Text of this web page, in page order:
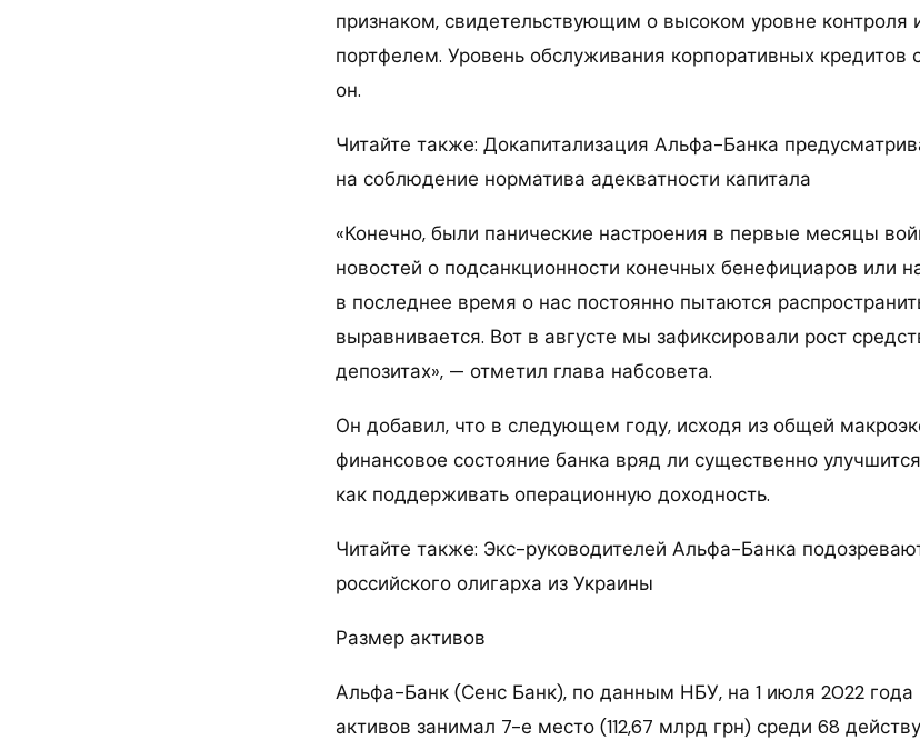
признаком, свидетельствующим о высоком уровне контроля
портфелем. Уровень обслуживания корпоративных кредитов
он.
Читайте также: Докапитализация Альфа-Банка
на соблюдение норматива адекватности капитала
«Конечно, были панические настроения в первые месяцы
новостей о подсанкционности конечных бенефициаров или
в последнее время о нас постоянно пытаются
выравнивается. Вот в августе мы зафиксировали рост
депозитах», — отметил глава набсовета.
Он добавил, что в следующем году, исходя из общей
финансовое состояние банка вряд ли существенно
как поддерживать операционную доходность.
Читайте также: Экс-руководителей Альфа-Банка
российского олигарха из Украины
Размер активов
Альфа-Банк (Сенс Банк), по данным НБУ, на 1 июля 2022
активов занимал 7-е место (112,67 млрд грн) среди 68